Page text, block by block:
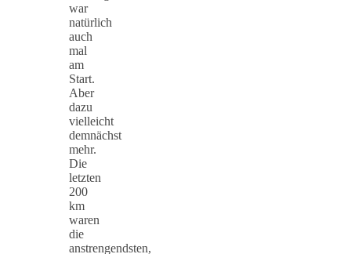
war
natürlich
auch
mal
am
Start.
Aber
dazu
vielleicht
demnächst
mehr.
Die
letzten
200
km
waren
die
anstrengendsten,